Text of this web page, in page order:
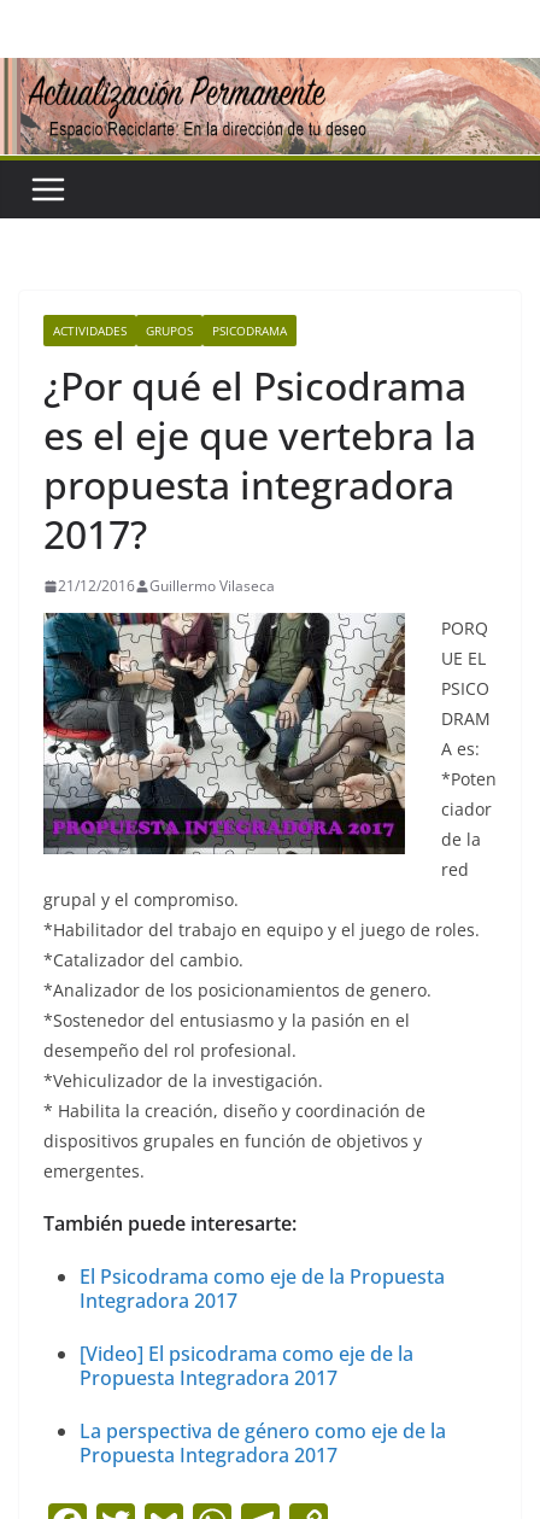
contenido
ACTIVIDADES GRUPOS PSICODRAMA
¿Por qué el Psicodrama
es el eje que vertebra la
propuesta integradora
2017?
21/12/2016 Guillermo Vilaseca
PORQ
UE EL
PSICO
DRAM
A es:
*Poten
ciador
de la
red
grupal y el compromiso.
*Habilitador del trabajo en equipo y el juego de roles.
*Catalizador del cambio.
*Analizador de los posicionamientos de genero.
*Sostenedor del entusiasmo y la pasión en el
desempeño del rol profesional.
*Vehiculizador de la investigación.
* Habilita la creación, diseño y coordinación de
dispositivos grupales en función de objetivos y
emergentes.
También puede interesarte:
El Psicodrama como eje de la Propuesta
Integradora 2017
[Video] El psicodrama como eje de la
Propuesta Integradora 2017
La perspectiva de género como eje de la
Propuesta Integradora 2017